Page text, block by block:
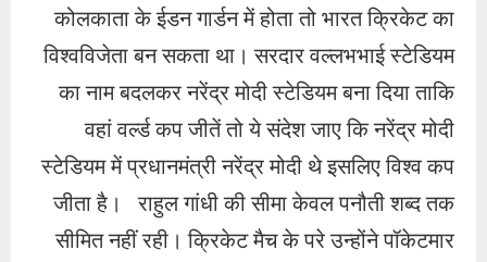
कोलकाता के ईडन गार्डन में होता तो भारत क्रिकेट का
विश्वविजेता बन सकता था। सरदार वल्लभभाई स्टेडियम
का नाम बदलकर नरेंद्र मोदी स्टेडियम बना दिया ताकि
वहां वर्ल्ड कप जीतें तो ये संदेश जाए कि नरेंद्र मोदी
स्टेडियम में प्रधानमंत्री नरेंद्र मोदी थे इसलिए विश्व कप
जीता है। राहुल गांधी की सीमा केवल पनौती शब्द तक
सीमित नहीं रही। क्रिकेट मैच के परे उन्होंने पॉकेटमार